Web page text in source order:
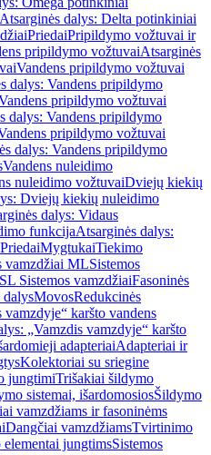
Atsarginės dalys: Delta potinkiniai
PriedaiPripildymo vožtuvai ir
pripildymo vožtuvaiAtsarginės
Vandens pripildymo vožtuvai
dalys: Vandens pripildymo
pripildymo vožtuvai
dalys: Vandens pripildymo
pripildymo vožtuvai
dalys: Vandens pripildymo
Vandens nuleidimo
nuleidimo vožtuvaiDviejų kiekių
Dviejų kiekių nuleidimo
dalys: Vidaus
funkcijaAtsarginės dalys:
PriedaiMygtukaiTiekimo
vamzdžiai MLSistemos
SL Sistemos vamzdžiaiFasoninės
dalysMovosRedukcinės
vamzdyje“ karšto vandens
„Vamzdis vamzdyje“ karšto
adapteriaiAdapteriai ir
Kolektoriai su sriegine
jungtimiTrišakiai šildymo
sistemai, išardomosiosŠildymo
vamzdžiams ir fasoninėms
Dangčiai vamzdžiamsTvirtinimo
jungtimsSistemos